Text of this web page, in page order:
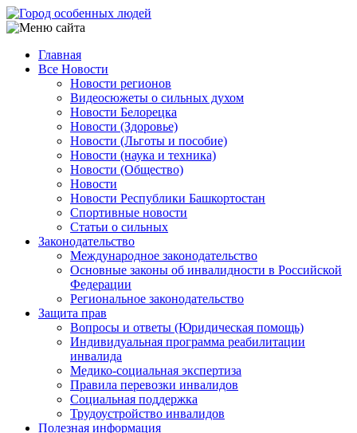
Перейти
к
содержанию
Main
navigation
Главная
Все Новости
Новости регионов
Видеосюжеты о сильных духом
Новости Белорецка
Новости (Здоровье)
Новости (Льготы и пособие)
Новости (наука и техника)
Новости (Общество)
Новости
Новости Республики Башкортостан
Спортивные новости
Статьи о сильных
Законодательство
Международное законодательство
Основные законы об инвалидности в Российской
Федерации
Региональное законодательство
Защита прав
Вопросы и ответы (Юридическая помощь)
Индивидуальная программа реабилитации
инвалида
Медико-социальная экспертиза
Правила перевозки инвалидов
Социальная поддержка
Трудоустройство инвалидов
Полезная информация